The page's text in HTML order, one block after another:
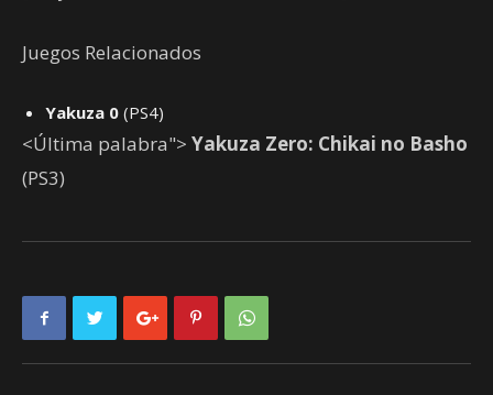
Juegos Relacionados
Yakuza 0 (PS4)
<Última palabra"> Yakuza Zero: Chikai no Basho
(PS3)